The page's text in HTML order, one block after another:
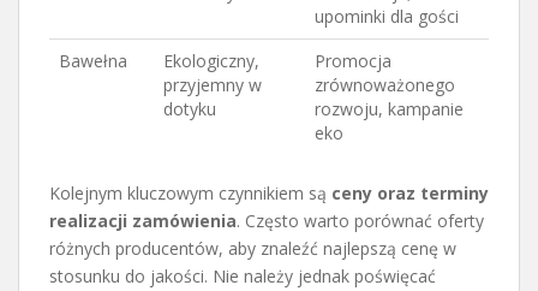
upominki dla gości
Bawełna
Ekologiczny,
przyjemny w
dotyku
Promocja
zrównoważonego
rozwoju, kampanie
eko
Kolejnym kluczowym czynnikiem są ceny oraz terminy
realizacji zamówienia. Często warto porównać oferty
różnych producentów, aby znaleźć najlepszą cenę w
stosunku do jakości. Nie należy jednak poświęcać